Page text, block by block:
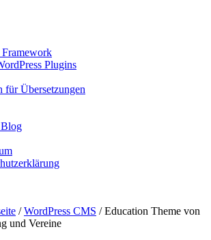
Framework
Plugins
für Übersetzungen
/ WordPress CMS /Education Theme von
und Vereine